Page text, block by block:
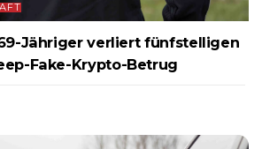
Jähriger verliert fünfstelligen
Fake-Krypto-Betrug